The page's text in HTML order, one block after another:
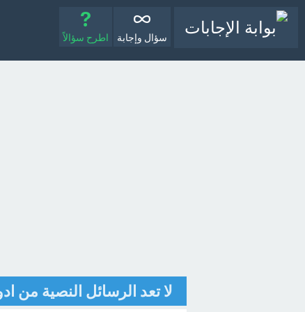
سؤال وإجابة اطرح سؤالاً
لا تعد الرسائل النصية من